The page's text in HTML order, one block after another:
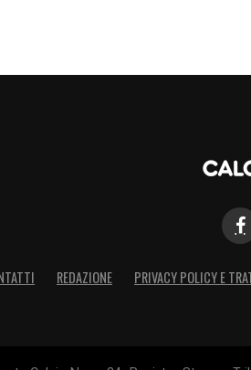
REDAZIONE PRIVACY POLICY E